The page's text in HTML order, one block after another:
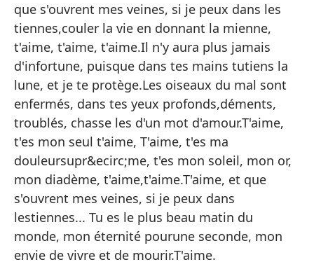
que s'ouvrent mes veines, si je peux dans les
tiennes,couler la vie en donnant la mienne,
t'aime, t'aime, t'aime.Il n'y aura plus jamais
d'infortune, puisque dans tes mains tutiens la
lune, et je te protège.Les oiseaux du mal sont
enfermés, dans tes yeux profonds,déments,
troublés, chasse les d'un mot d'amour.T'aime,
t'es mon seul t'aime, T'aime, t'es ma
douleursupr&ecirc;me, t'es mon soleil, mon or,
mon diadème, t'aime,t'aime.T'aime, et que
s'ouvrent mes veines, si je peux dans
lestiennes... Tu es le plus beau matin du
monde, mon éternité pourune seconde, mon
envie de vivre et de mourir.T'aime.